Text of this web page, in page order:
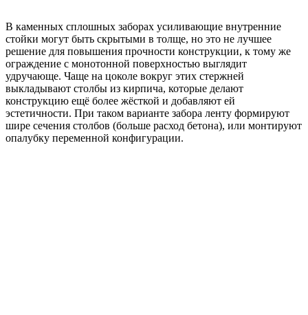
В каменных сплошных заборах усиливающие внутренние
стойки могут быть скрытыми в толще, но это не лучшее
решение для повышения прочности конструкции, к тому же
ограждение с монотонной поверхностью выглядит
удручающе. Чаще на цоколе вокруг этих стержней
выкладывают столбы из кирпича, которые делают
конструкцию ещё более жёсткой и добавляют ей
эстетичности. При таком варианте забора ленту формируют
шире сечения столбов (больше расход бетона), или монтируют
опалубку переменной конфигурации.